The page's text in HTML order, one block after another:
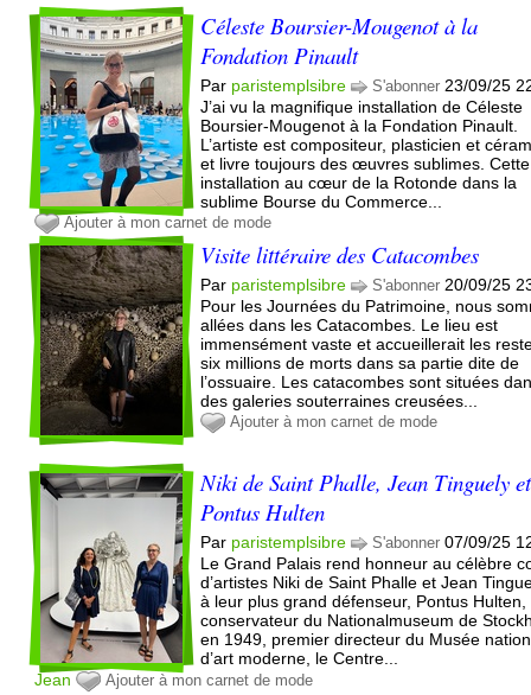
Céleste Boursier-Mougenot à la
Fondation Pinault
Par paristemplsibre S'abonner 23/09/25
J’ai vu la magnifique installation de Céleste
Boursier-Mougenot à la Fondation Pinault.
L’artiste est compositeur, plasticien et
et livre toujours des œuvres sublimes. Cette
installation au cœur de la Rotonde dans la
sublime Bourse du Commerce...
Ajouter à mon carnet de mode
Visite littéraire des Catacombes
Par paristemplsibre S'abonner 20/09/25
Pour les Journées du Patrimoine, nous
allées dans les Catacombes. Le lieu est
immensément vaste et accueillerait les
six millions de morts dans sa partie dite de
l’ossuaire. Les catacombes sont situées
des galeries souterraines creusées...
Ajouter à mon carnet de mode
Niki de Saint Phalle, Jean Tinguely et
Pontus Hulten
Par paristemplsibre S'abonner 07/09/25
Le Grand Palais rend honneur au célèbre
d’artistes Niki de Saint Phalle et Jean
à leur plus grand défenseur, Pontus Hulten,
conservateur du Nationalmuseum de
en 1949, premier directeur du Musée
d’art moderne, le Centre...
Jean
Ajouter à mon carnet de mode